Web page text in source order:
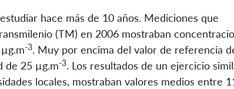
hace más de 10 años. Mediciones que
(TM) en 2006 mostraban
-3. Muy por encima del valor de referencia
de 25 µg.m-3. Los resultados de un ejercicio
locales, mostraban valores medios entre